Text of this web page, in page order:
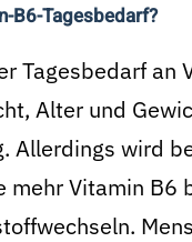
B6-Tagesbedarf?
Tagesbedarf an
Alter und
Allerdings wird
mehr Vitamin B6